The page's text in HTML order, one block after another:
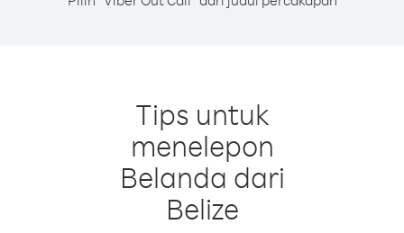
Tips untuk
menelepon
Belanda dari
Belize